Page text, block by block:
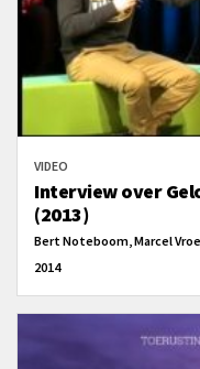
VIDEO
Interview over
(2013)
Bert Noteboom, Marcel
2014